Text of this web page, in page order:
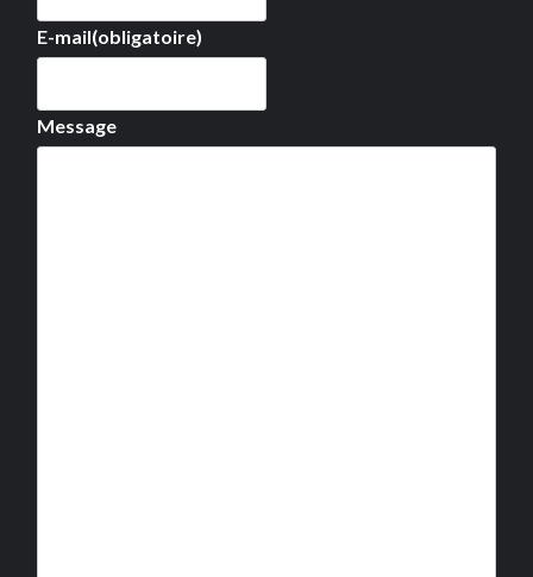
E-mail(obligatoire)
Message